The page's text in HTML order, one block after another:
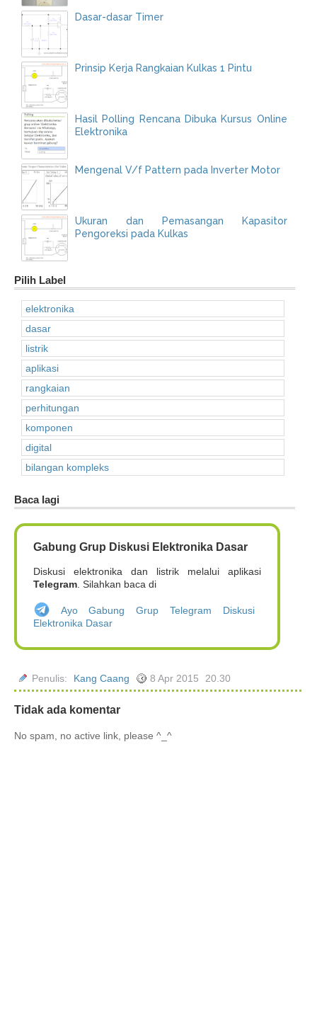
Dasar-dasar Timer
Prinsip Kerja Rangkaian Kulkas 1 Pintu
Hasil Polling Rencana Dibuka Kursus Online
Elektronika
Mengenal V/f Pattern pada Inverter Motor
Ukuran dan Pemasangan Kapasitor
Pengoreksi pada Kulkas
Pilih Label
elektronika
dasar
listrik
aplikasi
rangkaian
perhitungan
komponen
digital
bilangan kompleks
Baca lagi
Gabung Grup Diskusi Elektronika Dasar
Diskusi elektronika dan listrik melalui aplikasi
Telegram. Silahkan baca di
Ayo Gabung Grup Telegram Diskusi
Elektronika Dasar
Penulis: Kang Caang 8 Apr 2015 20.30
Tidak ada komentar
No spam, no active link, please ^_^